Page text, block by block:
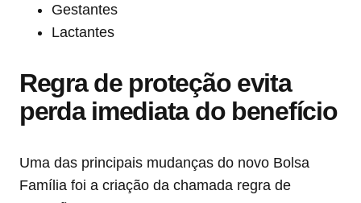
Gestantes
Lactantes
Regra de proteção evita
perda imediata do benefício
Uma das principais mudanças do novo Bolsa
Família foi a criação da chamada regra de